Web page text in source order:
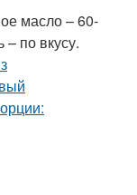
масло – 60-
– по вкусу.